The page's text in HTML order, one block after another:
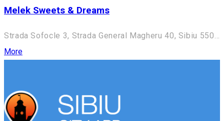
Melek Sweets & Dreams
More